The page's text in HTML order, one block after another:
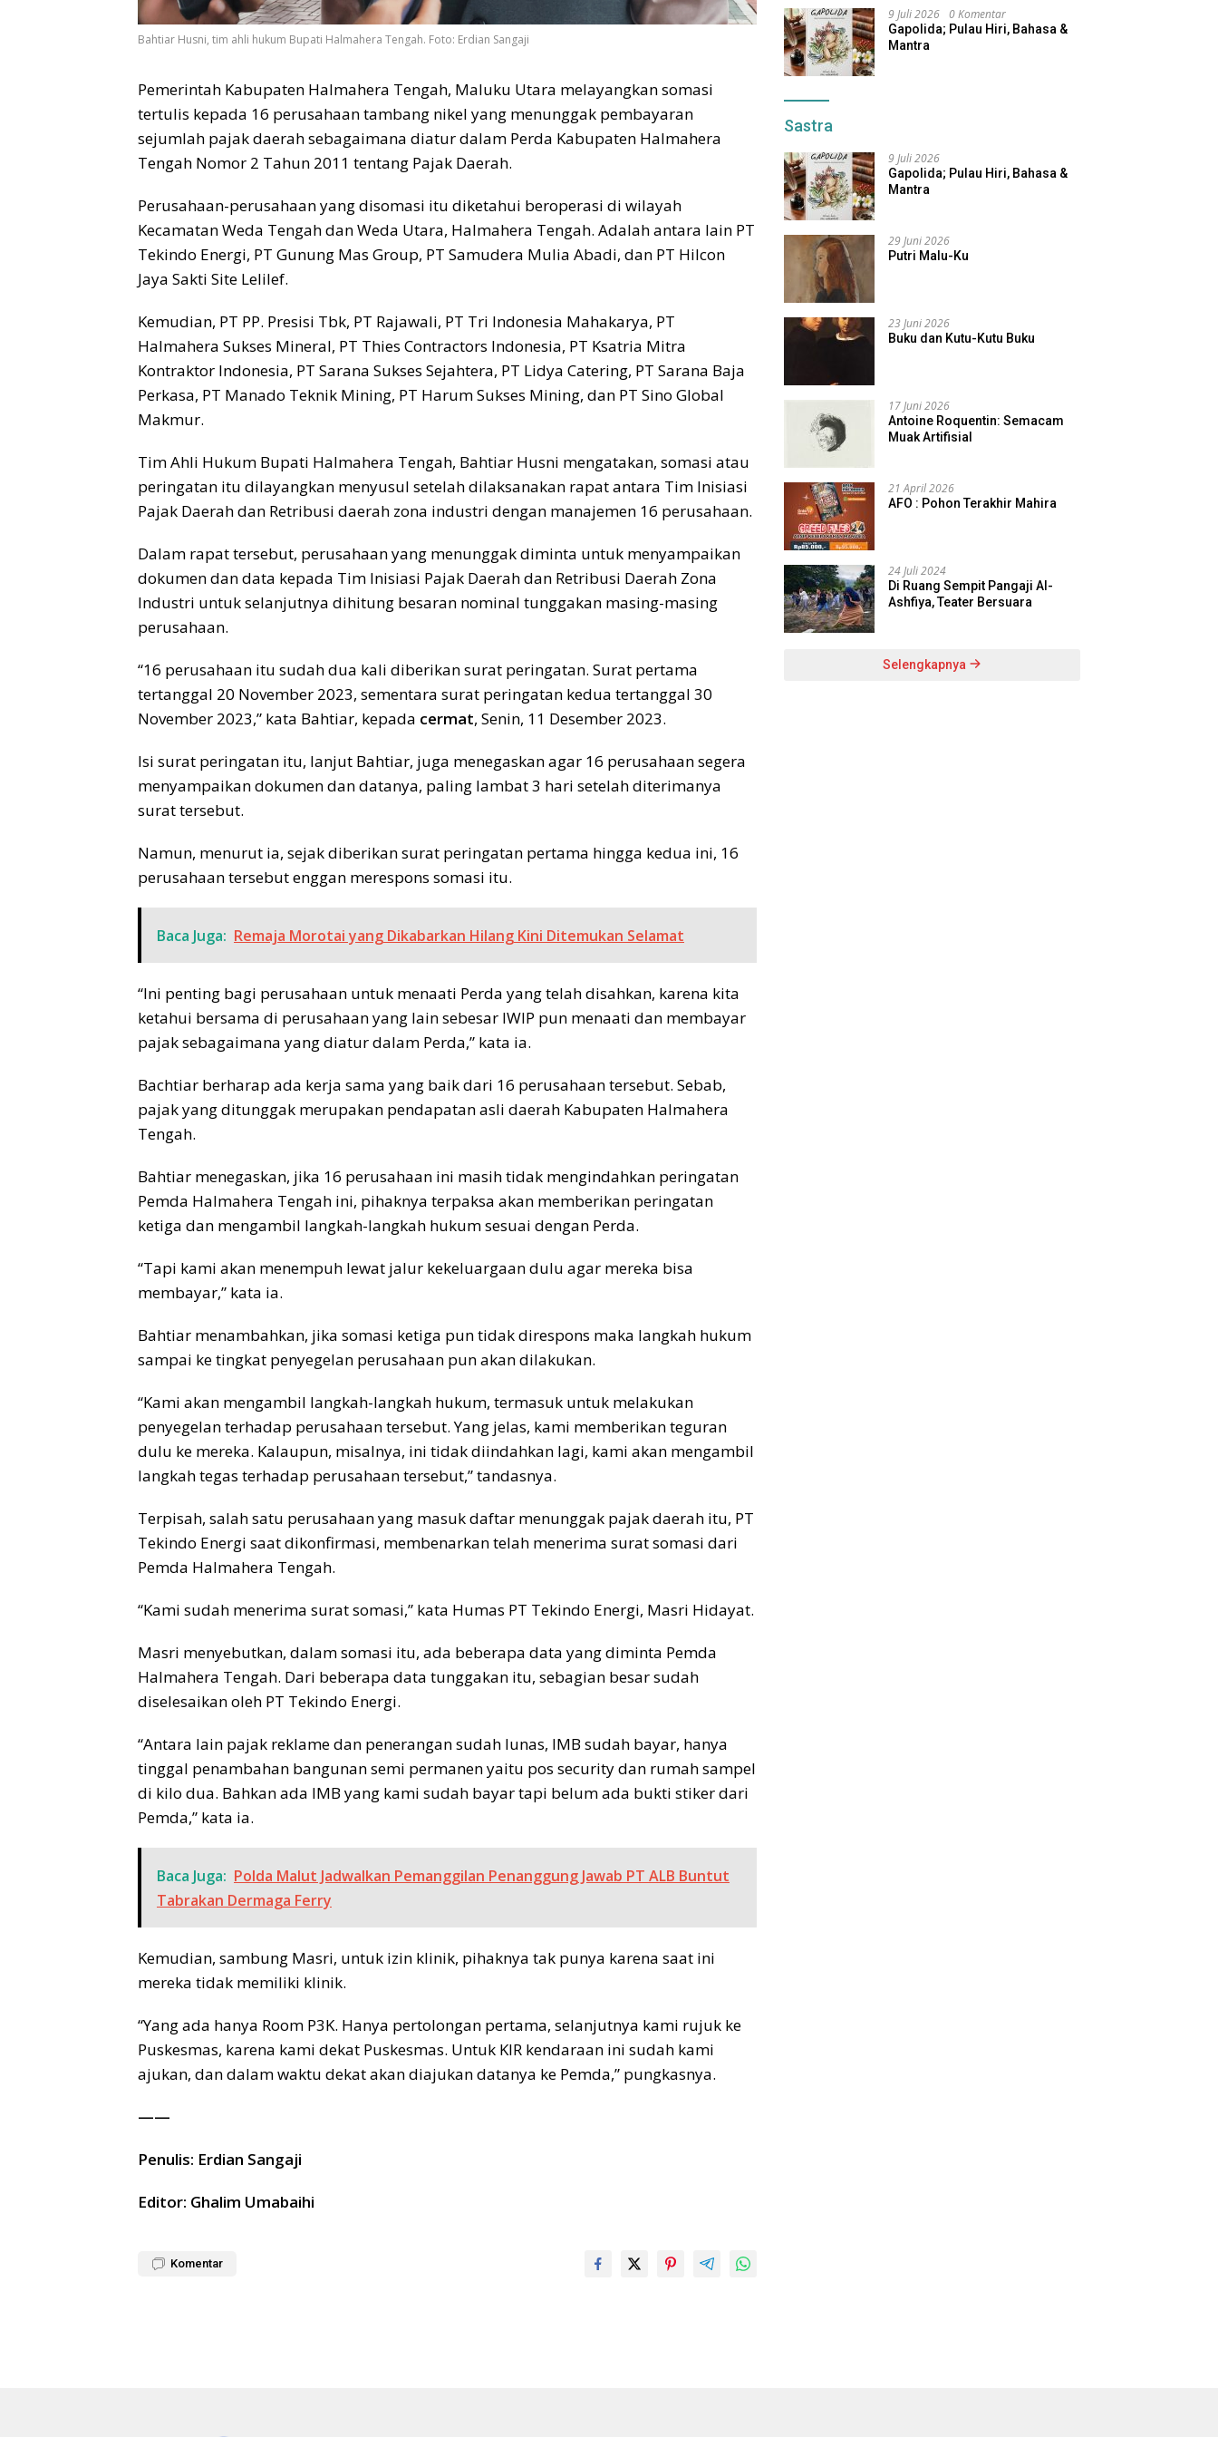
Bahtiar Husni, tim ahli hukum Bupati Halmahera Tengah. Foto: Erdian Sangaji
Pemerintah Kabupaten Halmahera Tengah, Maluku Utara melayangkan somasi
tertulis kepada 16 perusahaan tambang nikel yang menunggak pembayaran
sejumlah pajak daerah sebagaimana diatur dalam Perda Kabupaten Halmahera
Tengah Nomor 2 Tahun 2011 tentang Pajak Daerah.
Perusahaan-perusahaan yang disomasi itu diketahui beroperasi di wilayah
Kecamatan Weda Tengah dan Weda Utara, Halmahera Tengah. Adalah antara lain PT
Tekindo Energi, PT Gunung Mas Group, PT Samudera Mulia Abadi, dan PT Hilcon
Jaya Sakti Site Lelilef.
Kemudian, PT PP. Presisi Tbk, PT Rajawali, PT Tri Indonesia Mahakarya, PT
Halmahera Sukses Mineral, PT Thies Contractors Indonesia, PT Ksatria Mitra
Kontraktor Indonesia, PT Sarana Sukses Sejahtera, PT Lidya Catering, PT Sarana Baja
Perkasa, PT Manado Teknik Mining, PT Harum Sukses Mining, dan PT Sino Global
Makmur.
Tim Ahli Hukum Bupati Halmahera Tengah, Bahtiar Husni mengatakan, somasi atau
peringatan itu dilayangkan menyusul setelah dilaksanakan rapat antara Tim Inisiasi
Pajak Daerah dan Retribusi daerah zona industri dengan manajemen 16 perusahaan.
Dalam rapat tersebut, perusahaan yang menunggak diminta untuk menyampaikan
dokumen dan data kepada Tim Inisiasi Pajak Daerah dan Retribusi Daerah Zona
Industri untuk selanjutnya dihitung besaran nominal tunggakan masing-masing
perusahaan.
“16 perusahaan itu sudah dua kali diberikan surat peringatan. Surat pertama
tertanggal 20 November 2023, sementara surat peringatan kedua tertanggal 30
November 2023,” kata Bahtiar, kepada cermat, Senin, 11 Desember 2023.
Isi surat peringatan itu, lanjut Bahtiar, juga menegaskan agar 16 perusahaan segera
menyampaikan dokumen dan datanya, paling lambat 3 hari setelah diterimanya
surat tersebut.
Namun, menurut ia, sejak diberikan surat peringatan pertama hingga kedua ini, 16
perusahaan tersebut enggan merespons somasi itu.
Baca Juga: Remaja Morotai yang Dikabarkan Hilang Kini Ditemukan Selamat
“Ini penting bagi perusahaan untuk menaati Perda yang telah disahkan, karena kita
ketahui bersama di perusahaan yang lain sebesar IWIP pun menaati dan membayar
pajak sebagaimana yang diatur dalam Perda,” kata ia.
Bachtiar berharap ada kerja sama yang baik dari 16 perusahaan tersebut. Sebab,
pajak yang ditunggak merupakan pendapatan asli daerah Kabupaten Halmahera
Tengah.
Bahtiar menegaskan, jika 16 perusahaan ini masih tidak mengindahkan peringatan
Pemda Halmahera Tengah ini, pihaknya terpaksa akan memberikan peringatan
ketiga dan mengambil langkah-langkah hukum sesuai dengan Perda.
“Tapi kami akan menempuh lewat jalur kekeluargaan dulu agar mereka bisa
membayar,” kata ia.
Bahtiar menambahkan, jika somasi ketiga pun tidak direspons maka langkah hukum
sampai ke tingkat penyegelan perusahaan pun akan dilakukan.
“Kami akan mengambil langkah-langkah hukum, termasuk untuk melakukan
penyegelan terhadap perusahaan tersebut. Yang jelas, kami memberikan teguran
dulu ke mereka. Kalaupun, misalnya, ini tidak diindahkan lagi, kami akan mengambil
langkah tegas terhadap perusahaan tersebut,” tandasnya.
Terpisah, salah satu perusahaan yang masuk daftar menunggak pajak daerah itu, PT
Tekindo Energi saat dikonfirmasi, membenarkan telah menerima surat somasi dari
Pemda Halmahera Tengah.
“Kami sudah menerima surat somasi,” kata Humas PT Tekindo Energi, Masri Hidayat.
Masri menyebutkan, dalam somasi itu, ada beberapa data yang diminta Pemda
Halmahera Tengah. Dari beberapa data tunggakan itu, sebagian besar sudah
diselesaikan oleh PT Tekindo Energi.
“Antara lain pajak reklame dan penerangan sudah lunas, IMB sudah bayar, hanya
tinggal penambahan bangunan semi permanen yaitu pos security dan rumah sampel
di kilo dua. Bahkan ada IMB yang kami sudah bayar tapi belum ada bukti stiker dari
Pemda,” kata ia.
Baca Juga: Polda Malut Jadwalkan Pemanggilan Penanggung Jawab PT ALB Buntut
Tabrakan Dermaga Ferry
Kemudian, sambung Masri, untuk izin klinik, pihaknya tak punya karena saat ini
mereka tidak memiliki klinik.
“Yang ada hanya Room P3K. Hanya pertolongan pertama, selanjutnya kami rujuk ke
Puskesmas, karena kami dekat Puskesmas. Untuk KIR kendaraan ini sudah kami
ajukan, dan dalam waktu dekat akan diajukan datanya ke Pemda,” pungkasnya.
——
Penulis: Erdian Sangaji
Editor: Ghalim Umabaihi
Komentar
9 Juli 2026 0 Komentar
Gapolida; Pulau Hiri, Bahasa &
Mantra
Sastra
9 Juli 2026
Gapolida; Pulau Hiri, Bahasa &
Mantra
29 Juni 2026
Putri Malu-Ku
23 Juni 2026
Buku dan Kutu-Kutu Buku
17 Juni 2026
Antoine Roquentin: Semacam
Muak Artifisial
21 April 2026
AFO : Pohon Terakhir Mahira
24 Juli 2024
Di Ruang Sempit Pangaji Al-
Ashfiya, Teater Bersuara
Selengkapnya